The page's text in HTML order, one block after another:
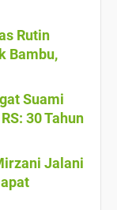
Rutin
Bambu,
Suami
30 Tahun
Jalani